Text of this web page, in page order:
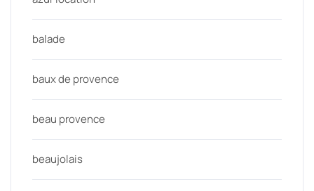
balade
baux de provence
beau provence
beaujolais